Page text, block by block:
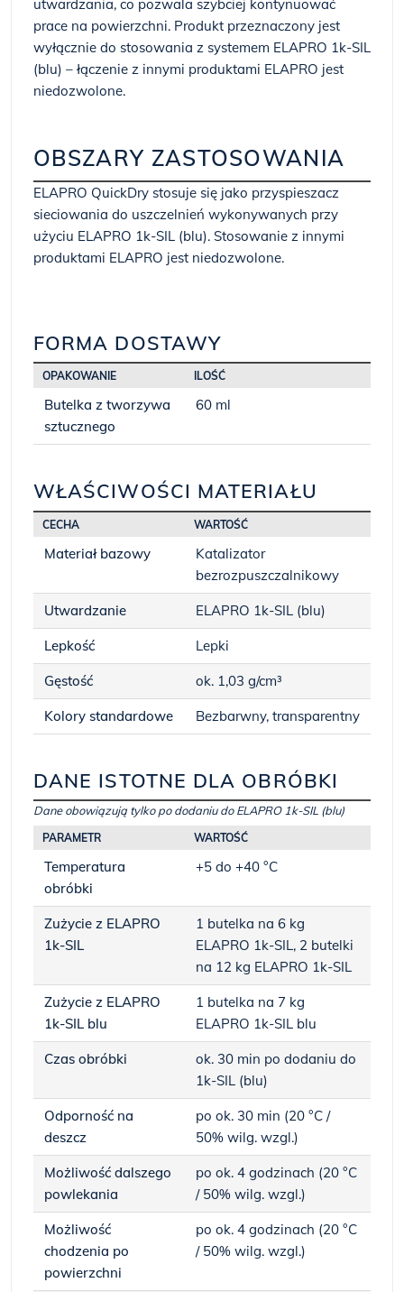
utwardzania, co pozwala szybciej kontynuować
prace na powierzchni. Produkt przeznaczony jest
wyłącznie do stosowania z systemem ELAPRO 1k-SIL
(blu) – łączenie z innymi produktami ELAPRO jest
niedozwolone.
OBSZARY ZASTOSOWANIA
ELAPRO QuickDry stosuje się jako przyspieszacz
sieciowania do uszczelnień wykonywanych przy
użyciu ELAPRO 1k-SIL (blu). Stosowanie z innymi
produktami ELAPRO jest niedozwolone.
FORMA DOSTAWY
OPAKOWANIE ILOŚĆ
Butelka z tworzywa
sztucznego
60 ml
WŁAŚCIWOŚCI MATERIAŁU
CECHA WARTOŚĆ
Materiał bazowy
Katalizator
bezrozpuszczalnikowy
Utwardzanie ELAPRO 1k-SIL (blu)
Lepkość Lepki
Gęstość ok. 1,03 g/cm³
Kolory standardowe Bezbarwny, transparentny
DANE ISTOTNE DLA OBRÓBKI
Dane obowiązują tylko po dodaniu do ELAPRO 1k-SIL (blu)
PARAMETR WARTOŚĆ
Temperatura
obróbki
+5 do +40 °C
Zużycie z ELAPRO
1k-SIL
1 butelka na 6 kg
ELAPRO 1k-SIL, 2 butelki
na 12 kg ELAPRO 1k-SIL
Zużycie z ELAPRO
1k-SIL blu
1 butelka na 7 kg
ELAPRO 1k-SIL blu
Czas obróbki
ok. 30 min po dodaniu do
1k-SIL (blu)
Odporność na
deszcz
po ok. 30 min (20 °C /
50% wilg. wzgl.)
Możliwość dalszego
powlekania
po ok. 4 godzinach (20 °C
/ 50% wilg. wzgl.)
Możliwość
chodzenia po
powierzchni
po ok. 4 godzinach (20 °C
/ 50% wilg. wzgl.)